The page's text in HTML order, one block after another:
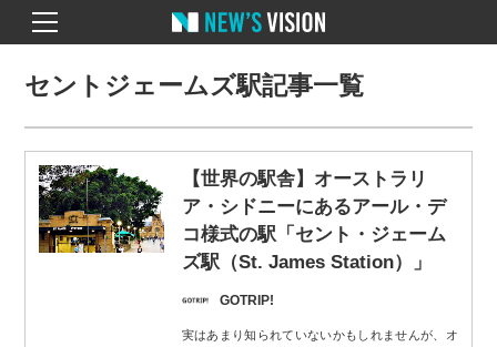
セントジェームズ駅記事一覧
【世界の駅舎】オーストラリ
ア・シドニーにあるアール・デ
コ様式の駅「セント・ジェーム
ズ駅（St. James Station）」
GOTRIP!
実はあまり知られていないかもしれませんが、オ